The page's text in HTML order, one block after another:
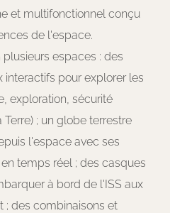
et multifonctionnel conçu
de l'espace.
espaces : des
pour explorer les
exploration, sécurité
; un globe terrestre
l'espace avec ses
temps réel ; des casques
à bord de l'ISS aux
; des combinaisons et